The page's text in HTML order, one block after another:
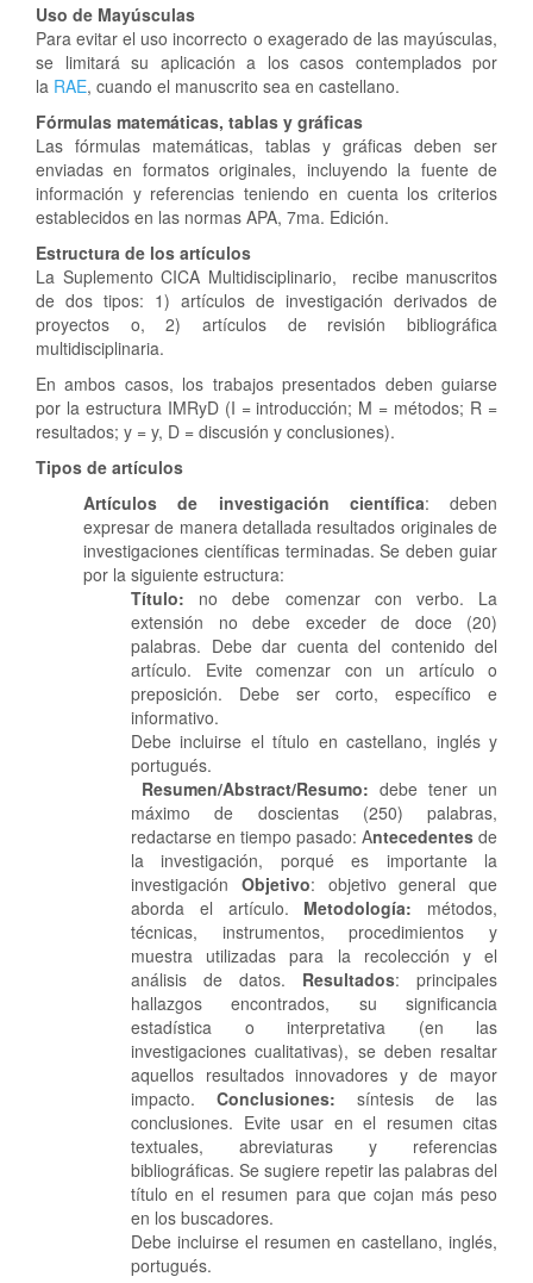
Uso de Mayúsculas
Para evitar el uso incorrecto o exagerado de las mayúsculas,
se limitará su aplicación a los casos contemplados por
la RAE, cuando el manuscrito sea en castellano.
Fórmulas matemáticas, tablas y gráficas
Las fórmulas matemáticas, tablas y gráficas deben ser
enviadas en formatos originales, incluyendo la fuente de
información y referencias teniendo en cuenta los criterios
establecidos en las normas APA, 7ma. Edición.
Estructura de los artículos
La Suplemento CICA Multidisciplinario, recibe manuscritos
de dos tipos: 1) artículos de investigación derivados de
proyectos o, 2) artículos de revisión bibliográfica
multidisciplinaria.
En ambos casos, los trabajos presentados deben guiarse
por la estructura IMRyD (I = introducción; M = métodos; R =
resultados; y = y, D = discusión y conclusiones).
Tipos de artículos
Artículos de investigación científica: deben
expresar de manera detallada resultados originales de
investigaciones científicas terminadas. Se deben guiar
por la siguiente estructura:
Título: no debe comenzar con verbo. La
extensión no debe exceder de doce (20)
palabras. Debe dar cuenta del contenido del
artículo. Evite comenzar con un artículo o
preposición. Debe ser corto, específico e
informativo.
Debe incluirse el título en castellano, inglés y
portugués.
Resumen/Abstract/Resumo: debe tener un
máximo de doscientas (250) palabras,
redactarse en tiempo pasado: Antecedentes de
la investigación, porqué es importante la
investigación Objetivo: objetivo general que
aborda el artículo. Metodología: métodos,
técnicas, instrumentos, procedimientos y
muestra utilizadas para la recolección y el
análisis de datos. Resultados: principales
hallazgos encontrados, su significancia
estadística o interpretativa (en las
investigaciones cualitativas), se deben resaltar
aquellos resultados innovadores y de mayor
impacto. Conclusiones: síntesis de las
conclusiones. Evite usar en el resumen citas
textuales, abreviaturas y referencias
bibliográficas. Se sugiere repetir las palabras del
título en el resumen para que cojan más peso
en los buscadores.
Debe incluirse el resumen en castellano, inglés,
portugués.